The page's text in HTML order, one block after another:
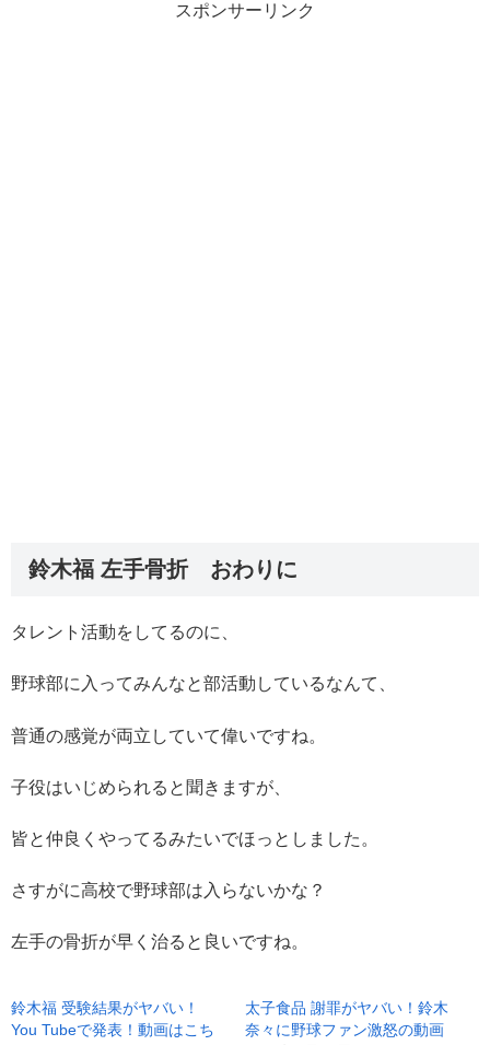
スポンサーリンク
鈴木福 左手骨折 おわりに
タレント活動をしてるのに、
野球部に入ってみんなと部活動しているなんて、
普通の感覚が両立していて偉いですね。
子役はいじめられると聞きますが、
皆と仲良くやってるみたいでほっとしました。
さすがに高校で野球部は入らないかな？
左手の骨折が早く治ると良いですね。
鈴木福 受験結果がヤバい！
You Tubeで発表！動画はこち
太子食品 謝罪がヤバい！鈴木
奈々に野球ファン激怒の動画